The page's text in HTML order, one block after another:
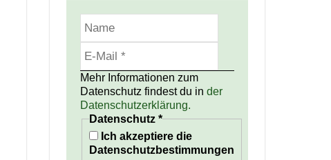
Mehr Informationen zum
Datenschutz findest du in der
Datenschutzerklärung.
Datenschutz *
Ich akzeptiere die
Datenschutzbestimmungen